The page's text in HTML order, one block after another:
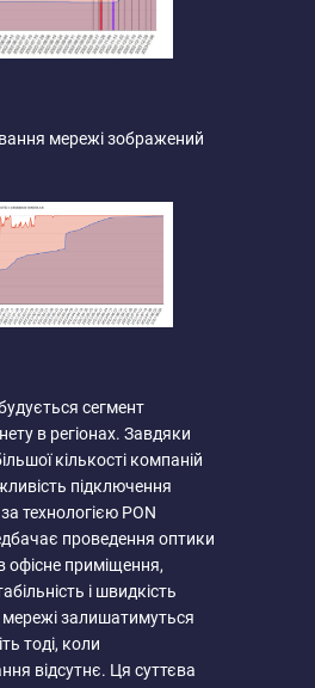
мережі зображений
сегмент
в регіонах. Завдяки
кількості компаній
підключення
технологією PON
проведення оптики
офісне приміщення,
і швидкість
залишатимуться
тоді, коли
відсутнє. Ця суттєва